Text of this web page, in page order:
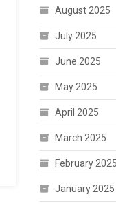
August 2025
July 2025
June 2025
May 2025
April 2025
March 2025
February 2025
January 2025